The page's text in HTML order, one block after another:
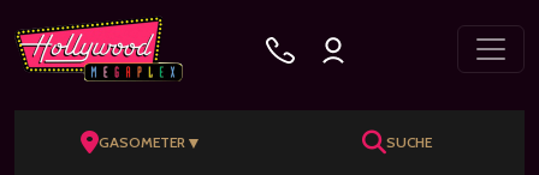
GASOMETER ▼ SUCHE